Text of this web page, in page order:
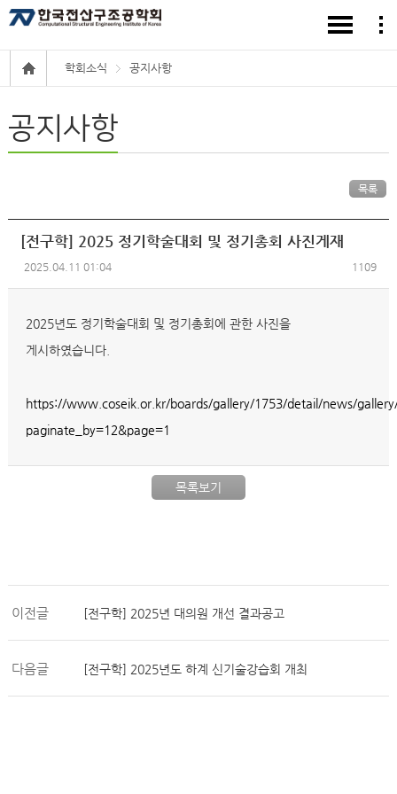
학회소식 공지사항
공지사항
목록
[전구학] 2025 정기학술대회 및 정기총회 사진게재
2025.04.11 01:04 1109
2025년도 정기학술대회 및 정기총회에 관한 사진을
게시하였습니다.
https://www.coseik.or.kr/boards/gallery/1753/detail/news/
paginate_by=12&page=1
목록보기
이전글 [전구학] 2025년 대의원 개선 결과공고
다음글 [전구학] 2025년도 하계 신기술강습회 개최